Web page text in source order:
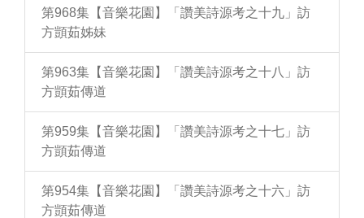
第968集【音樂花園】「讚美詩源考之十九」訪
方顗茹姊妹
第963集【音樂花園】「讚美詩源考之十八」訪
方顗茹傳道
第959集【音樂花園】「讚美詩源考之十七」訪
方顗茹傳道
第954集【音樂花園】「讚美詩源考之十六」訪
方顗茹傳道